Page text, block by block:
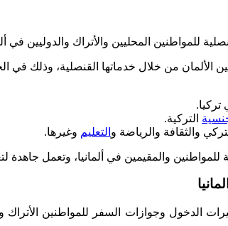
للمواطنين المحليين والأتراك والدوليين في
الألمان من خلال خدماتها القنصلية، وذلك في
التركية.
والثقافة والرياضة و التعليم وغيرها.
والمقيمين في ألمانيا، وتعمل جاهدة
الدخول وجوازات السفر للمواطنين الأتراك